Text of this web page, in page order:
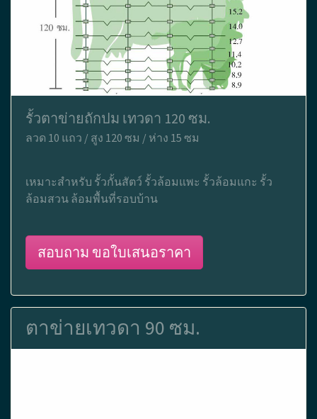
รั้วตาข่ายถักปม เทวดา 120 ซม.
ลวด 10 แถว / สูง 120 ซม / ห่าง 15 ซม
เหมาะสำหรับ รั้วกั้นสัตว์ รั้วล้อมแพะ รั้วล้อมแกะ รั้ว
ล้อมสวน ล้อมพื้นที่รอบบ้าน
สอบถาม ขอใบเสนอราคา
ตาข่ายเทวดา 90 ซม.